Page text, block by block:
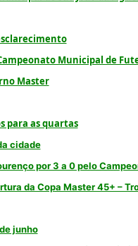
Municipal de
Master
para as quartas
cidade
por 3 a 0 pelo
da Copa Master 45+ –
junho